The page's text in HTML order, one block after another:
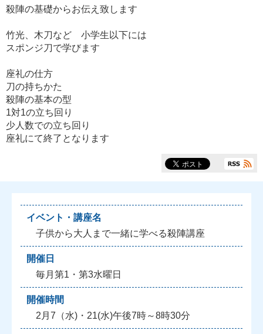
殺陣の基礎からお伝え致します
竹光、木刀など 小学生以下には
スポンジ刀で学びます
座礼の仕方
刀の持ちかた
殺陣の基本の型
1対1の立ち回り
少人数での立ち回り
座礼にて終了となります
イベント・講座名
子供から大人まで一緒に学べる殺陣講座
開催日
毎月第1・第3水曜日
開催時間
2月7（水)・21(水)午後7時～8時30分